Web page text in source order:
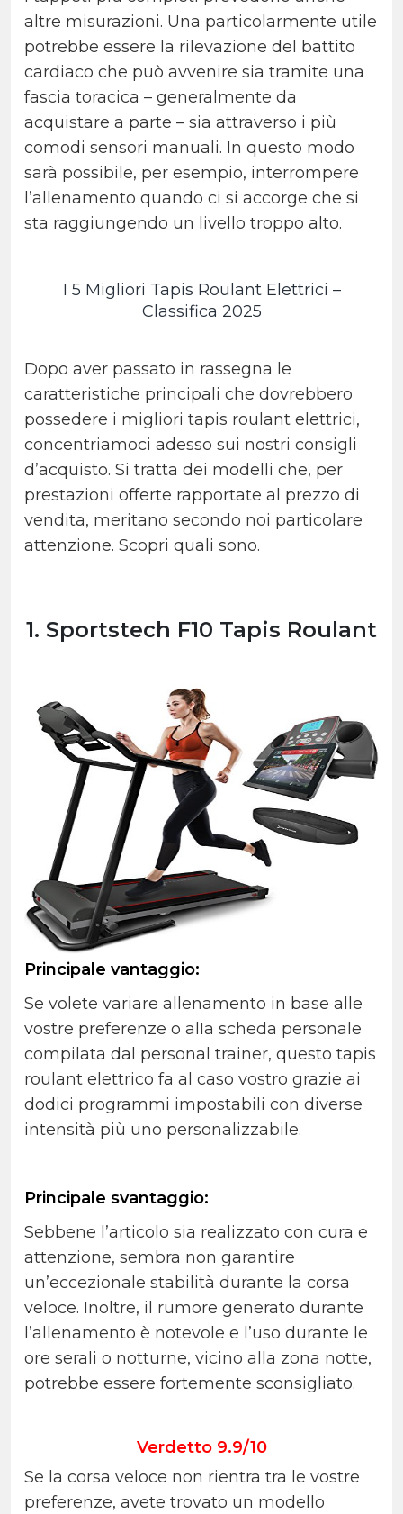
altre misurazioni. Una particolarmente utile
potrebbe essere la rilevazione del battito
cardiaco che può avvenire sia tramite una
fascia toracica – generalmente da
acquistare a parte – sia attraverso i più
comodi sensori manuali. In questo modo
sarà possibile, per esempio, interrompere
l’allenamento quando ci si accorge che si
sta raggiungendo un livello troppo alto.
I 5 Migliori Tapis Roulant Elettrici –
Classifica 2025
Dopo aver passato in rassegna le
caratteristiche principali che dovrebbero
possedere i migliori tapis roulant elettrici,
concentriamoci adesso sui nostri consigli
d’acquisto. Si tratta dei modelli che, per
prestazioni offerte rapportate al prezzo di
vendita, meritano secondo noi particolare
attenzione. Scopri quali sono.
1. Sportstech F10 Tapis Roulant
Principale vantaggio:
Se volete variare allenamento in base alle
vostre preferenze o alIa scheda personale
compilata dal personal trainer, questo tapis
roulant elettrico fa al caso vostro grazie ai
dodici programmi impostabili con diverse
intensità più uno personalizzabile.
Principale svantaggio:
Sebbene l’articolo sia realizzato con cura e
attenzione, sembra non garantire
un’eccezionale stabilità durante la corsa
veloce. Inoltre, il rumore generato durante
l’allenamento è notevole e l’uso durante le
ore serali o notturne, vicino alla zona notte,
potrebbe essere fortemente sconsigliato.
Verdetto 9.9/10
Se la corsa veloce non rientra tra le vostre
preferenze, avete trovato un modello